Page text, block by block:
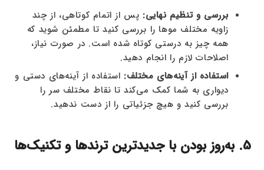
بررسی و تنظیم نهایی: پس از اتمام کوتاهی، از چند
زاویه مختلف موها را بررسی کنید تا مطمئن شوید که
همه چیز به درستی کوتاه شده است. در صورت نیاز،
اصلاحات لازم را انجام دهید.
استفاده از آینه‌های مختلف: استفاده از آینه‌های دستی و
دیواری به شما کمک می‌کند تا نقاط مختلف سر را
بررسی کنید و هیچ جزئیاتی را از دست ندهید.
5. به‌روز بودن با جدیدترین ترندها و تکنیک‌ها